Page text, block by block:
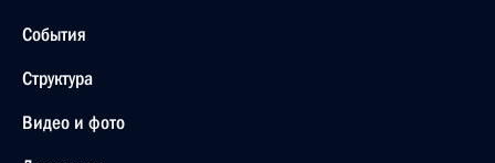
События
Структура
Видео и фото